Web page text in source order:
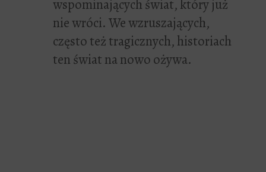
wspominających świat, który już
nie wróci. We wzruszających,
często też tragicznych, historiach
ten świat na nowo ożywa.